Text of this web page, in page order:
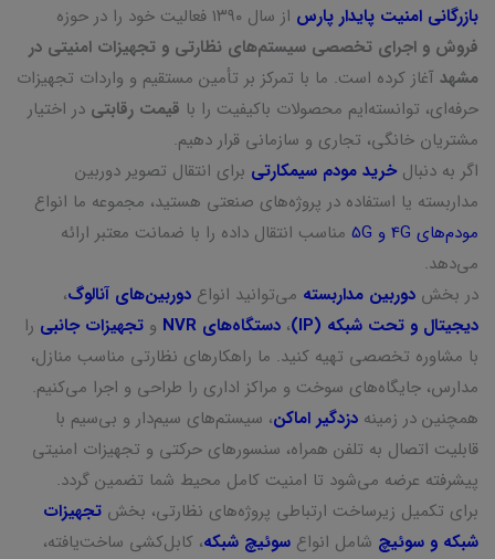
بازرگانی امنیت پایدار پارس از سال ۱۳۹۰ فعالیت خود را در حوزه
فروش و اجرای تخصصی سیستم‌های نظارتی و تجهیزات امنیتی در
مشهد آغاز کرده است. ما با تمرکز بر تأمین مستقیم و واردات تجهیزات
حرفه‌ای، توانسته‌ایم محصولات باکیفیت را با قیمت رقابتی در اختیار
مشتریان خانگی، تجاری و سازمانی قرار دهیم.
اگر به دنبالخرید مودم سیمکارتی برای انتقال تصویر دوربین
مداربسته یا استفاده در پروژه‌های صنعتی هستید، مجموعه ما انواع
مودم‌های 4G و 5G
مناسب انتقال داده را با ضمانت معتبر ارائه
می‌دهد.
در بخش دوربین مداربسته می‌توانید انواع دوربین‌های آنالوگ،
دیجیتال و تحت شبکه (IP)
، دستگاه‌های NVR و تجهیزات جانبی را
با مشاوره تخصصی تهیه کنید. ما راهکارهای نظارتی مناسب منازل،
مدارس، جایگاه‌های سوخت و مراکز اداری را طراحی و اجرا می‌کنیم.
همچنین در زمینه دزدگیر اماکن، سیستم‌های سیم‌دار و بی‌سیم با
قابلیت اتصال به تلفن همراه، سنسورهای حرکتی و تجهیزات امنیتی
پیشرفته عرضه می‌شود تا امنیت کامل محیط شما تضمین گردد.
برای تکمیل زیرساخت ارتباطی پروژه‌های نظارتی، بخش تجهیزات
شبکه و سوئیچ شامل انواع سوئیچ شبکه، کابل‌کشی ساخت‌یافته،